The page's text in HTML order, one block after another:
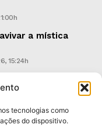
tecnologias como
do dispositivo.
a mística
15:24h